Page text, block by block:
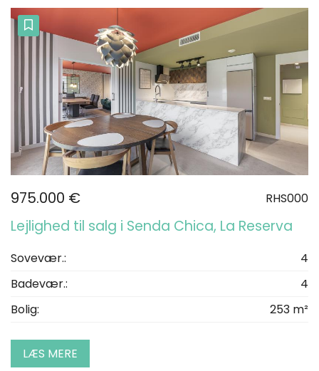
975.000 € RHS000
Lejlighed til salg i Senda Chica, La Reserva
Sovevær.:
4
Badevær.:
4
Bolig:
253 m²
LÆS MERE